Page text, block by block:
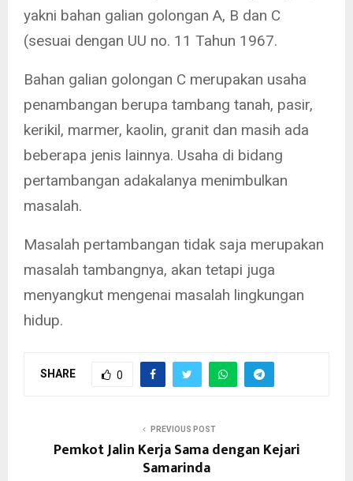
yakni bahan galian golongan A, B dan C
(sesuai dengan UU no. 11 Tahun 1967.
Bahan galian golongan C merupakan usaha
penambangan berupa tambang tanah, pasir,
kerikil, marmer, kaolin, granit dan masih ada
beberapa jenis lainnya. Usaha di bidang
pertambangan adakalanya menimbulkan
masalah.
Masalah pertambangan tidak saja merupakan
masalah tambangnya, akan tetapi juga
menyangkut mengenai masalah lingkungan
hidup.
SHARE 0
PREVIOUS POST
Pemkot Jalin Kerja Sama dengan Kejari
Samarinda